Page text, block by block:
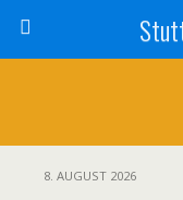
8. AUGUST 2026